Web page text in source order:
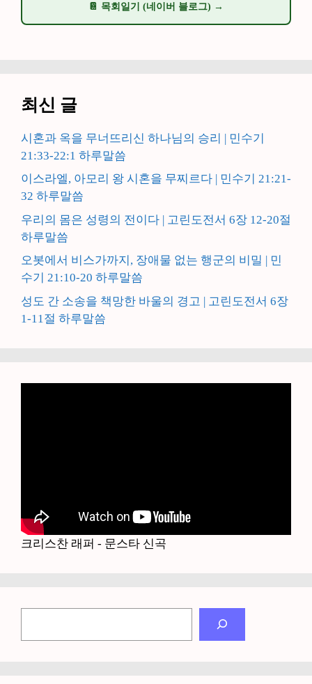
📔 목회일기 (네이버 블로그) →
최신 글
시혼과 옥을 무너뜨리신 하나님의 승리 | 민수기
21:33-22:1 하루말씀
이스라엘, 아모리 왕 시혼을 무찌르다 | 민수기 21:21-
32 하루말씀
우리의 몸은 성령의 전이다 | 고린도전서 6장 12-20절
하루말씀
오봇에서 비스가까지, 장애물 없는 행군의 비밀 | 민
수기 21:10-20 하루말씀
성도 간 소송을 책망한 바울의 경고 | 고린도전서 6장
1-11절 하루말씀
크리스찬 래퍼 - 문스타 신곡